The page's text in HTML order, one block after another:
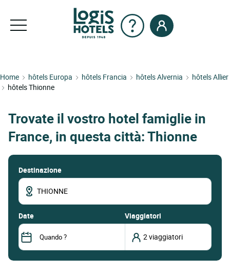
Home hôtels Europa hôtels Francia hôtels Alvernia
hôtels Allier
hôtels Thionne
Trovate il vostro hotel famiglie in
France, in questa città: Thionne
Destinazione
date Viaggiatori